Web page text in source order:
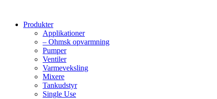
Produkter
Applikationer
– Ohmsk opvarmning
Pumper
Ventiler
Varmeveksling
Mixere
Tankudstyr
Single Use